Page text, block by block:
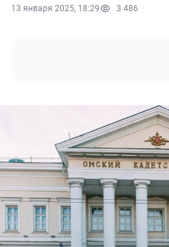
13 января 2025, 18:29 3 486